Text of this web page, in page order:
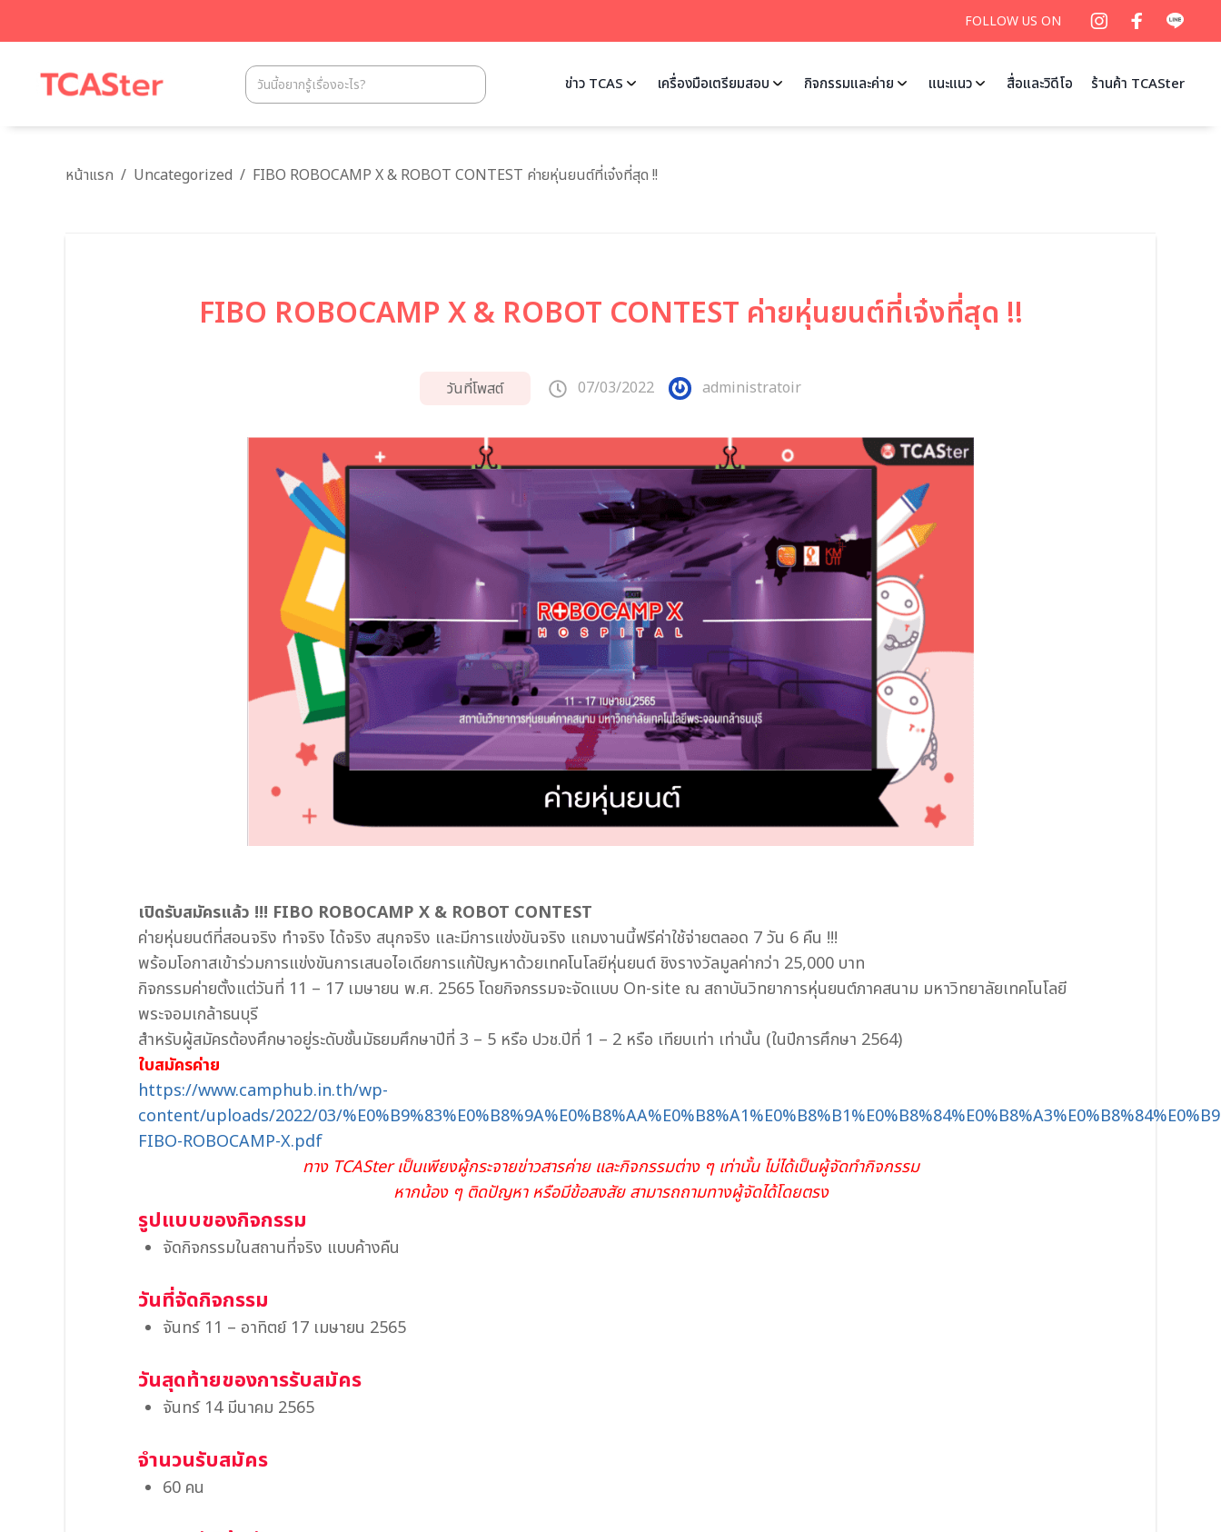
FOLLOW US ON
ข่าว TCAS เครื่องมือเตรียมสอบ กิจกรรมและค่าย แนะแนว สื่อและวิดีโอ ร้านค้า TCASter
หน้าแรก / Uncategorized / FIBO ROBOCAMP X & ROBOT CONTEST ค่ายหุ่นยนต์ที่เจ๋งที่สุด !!
FIBO ROBOCAMP X & ROBOT CONTEST ค่ายหุ่นยนต์ที่เจ๋งที่สุด !!
วันที่โพสต์ 07/03/2022 administratoir
เปิดรับสมัครแล้ว !!! FIBO ROBOCAMP X & ROBOT CONTEST
ค่ายหุ่นยนต์ที่สอนจริง ทำจริง ได้จริง สนุกจริง และมีการแข่งขันจริง แถมงานนี้ฟรีค่าใช้จ่ายตลอด 7 วัน 6 คืน !!!
พร้อมโอกาสเข้าร่วมการแข่งขันการเสนอไอเดียการแก้ปัญหาด้วยเทคโนโลยีหุ่นยนต์ ชิงรางวัลมูลค่ากว่า 25,000 บาท
กิจกรรมค่ายตั้งแต่วันที่ 11 – 17 เมษายน พ.ศ. 2565 โดยกิจกรรมจะจัดแบบ On-site ณ สถาบันวิทยาการหุ่นยนต์ภาคสนาม มหาวิทยาลัยเทคโนโลยี
พระจอมเกล้าธนบุรี
สำหรับผู้สมัครต้องศึกษาอยู่ระดับชั้นมัธยมศึกษาปีที่ 3 – 5 หรือ ปวช.ปีที่ 1 – 2 หรือ เทียบเท่า เท่านั้น (ในปีการศึกษา 2564)
ใบสมัครค่าย
https://www.camphub.in.th/wp-
content/uploads/2022/03/
FIBO-ROBOCAMP-X.pdf
ทาง TCASter เป็นเพียงผู้กระจายข่าวสารค่าย และกิจกรรมต่าง ๆ เท่านั้น ไม่ได้เป็นผู้จัดทำกิจกรรม
หากน้อง ๆ ติดปัญหา หรือมีข้อสงสัย สามารถถามทางผู้จัดได้โดยตรง
รูปแบบของกิจกรรม
จัดกิจกรรมในสถานที่จริง แบบค้างคืน
วันที่จัดกิจกรรม
จันทร์ 11 – อาทิตย์ 17 เมษายน 2565
วันสุดท้ายของการรับสมัคร
จันทร์ 14 มีนาคม 2565
จำนวนรับสมัคร
60 คน